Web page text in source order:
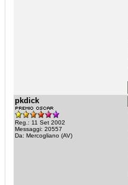
pkdick
Reg.: 11 Set 2002
Messaggi: 20557
Da: Mercogliano (AV)